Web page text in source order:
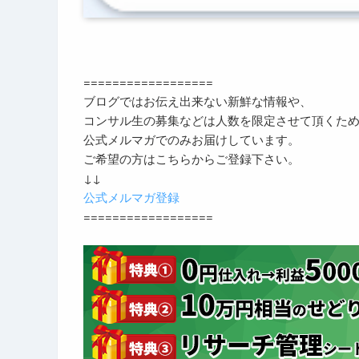
==================
ブログではお伝え出来ない新鮮な情報や、
コンサル生の募集などは人数を限定させて頂くため
公式メルマガでのみお届けしています。
ご希望の方はこちらからご登録下さい。
↓↓
公式メルマガ登録
==================